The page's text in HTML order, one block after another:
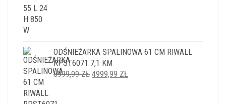
ODŚNIEŻARKA SPALINOWA 61 CM RIWALL
RPST6071 7,1 KM
5999,99ZŁ PIERWOTNA
4999,99 ZŁ